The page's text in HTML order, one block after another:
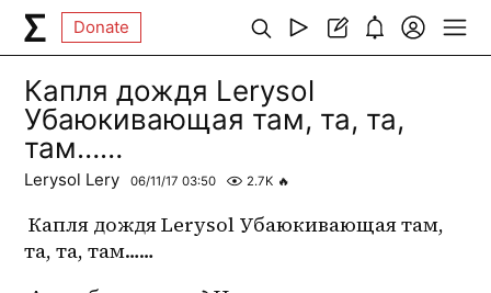
Donate
Капля дождя Lerysol
Убаюкивающая там, та, та,
там……
Lerysol Lery 06/11/17 03:50 2.7K 🔥
Капля дождя Lerysol Убаюкивающая там,
та, та, там……